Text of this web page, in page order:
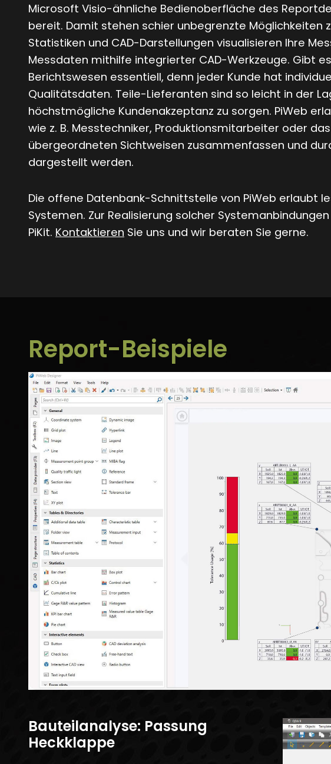
Microsoft Visio-ähnliche Bedienoberfläche des
bereit. Damit stehen schier unbegrenzte Möglichkeiten
Statistiken und CAD-Darstellungen visualisieren Ihre
Messdaten mithilfe integrierter CAD-Werkzeuge. Gibt
Berichtswesen essentiell, denn jeder Kunde hat
Qualitätsdaten. Teile-Lieferanten sind so leicht in der
höchstmögliche Kundenakzeptanz zu sorgen. PiWeb
wie z. B. Messtechniker, Produktionsmitarbeiter oder
übergeordneten Sichtweisen zusammenfassen und
dargestellt werden.
Die offene Datenbank-Schnittstelle von PiWeb erlaubt
Systemen. Zur Realisierung solcher
PiKit. Kontaktieren Sie uns und wir beraten Sie gerne.
Report-Beispiele
Bauteilanalyse: Passung
Heckklappe